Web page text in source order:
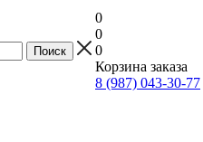
0
0
0
Корзина заказа
8 (987) 043-30-77